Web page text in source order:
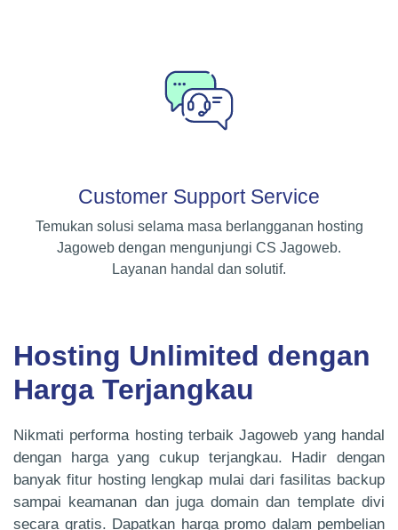
Customer Support Service
Temukan solusi selama masa berlangganan hosting
Jagoweb dengan mengunjungi CS Jagoweb.
Layanan handal dan solutif.
Hosting Unlimited dengan
Harga Terjangkau
Nikmati performa hosting terbaik Jagoweb yang handal
dengan harga yang cukup terjangkau. Hadir dengan
banyak fitur hosting lengkap mulai dari fasilitas backup
sampai keamanan dan juga domain dan template divi
secara gratis. Dapatkan harga promo dalam pembelian